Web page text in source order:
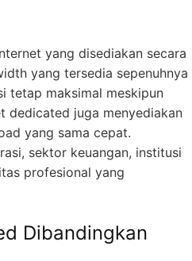
yang disediakan secara
yang tersedia sepenuhnya
tetap maksimal meskipun
dedicated juga menyediakan
yang sama cepat.
sektor keuangan, institusi
profesional yang
Dibandingkan